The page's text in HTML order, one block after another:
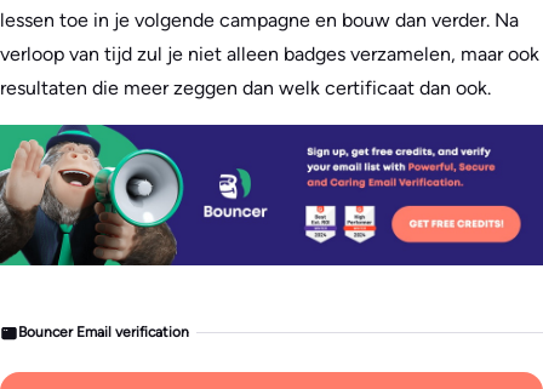
lessen toe in je volgende campagne en bouw dan verder. Na
verloop van tijd zul je niet alleen badges verzamelen, maar ook
resultaten die meer zeggen dan welk certificaat dan ook.
Bouncer Email verification